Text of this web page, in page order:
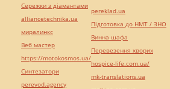
Сережки з діамантами
alliancetechnika.ua
миралинкс
Веб мастер
https://motokosmos.ua/
Синтезатори
perevod.agency
pereklad.ua
Підготовка до НМТ / ЗНО
Винна шафа
Перевезення хворих
hospice-life.com.ua/
mk-translations.ua